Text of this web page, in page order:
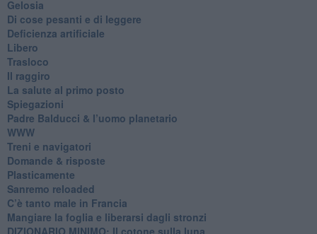
Gelosia
Di cose pesanti e di leggere
​Deficienza artificiale
Libero
Trasloco
Il raggiro
​La salute al primo posto
Spiegazioni
Padre Balducci & l’uomo planetario
WWW
​Treni e navigatori
​Domande & risposte
​Plasticamente
Sanremo reloaded
C’è tanto male in Francia
​Mangiare la foglia e liberarsi dagli stronzi
DIZIONARIO MINIMO: Il cotone sulla luna